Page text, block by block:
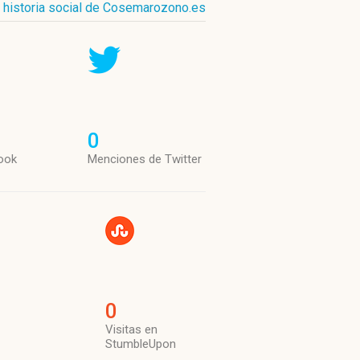
historia social de Cosemarozono.es
0
Menciones de Twitter
0
Visitas en
StumbleUpon